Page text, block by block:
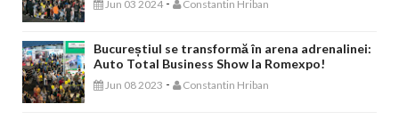
Jun 03 2024 - Constantin Hriban
Bucureștiul se transformă în arena adrenalinei:
Auto Total Business Show la Romexpo!
Jun 08 2023 - Constantin Hriban